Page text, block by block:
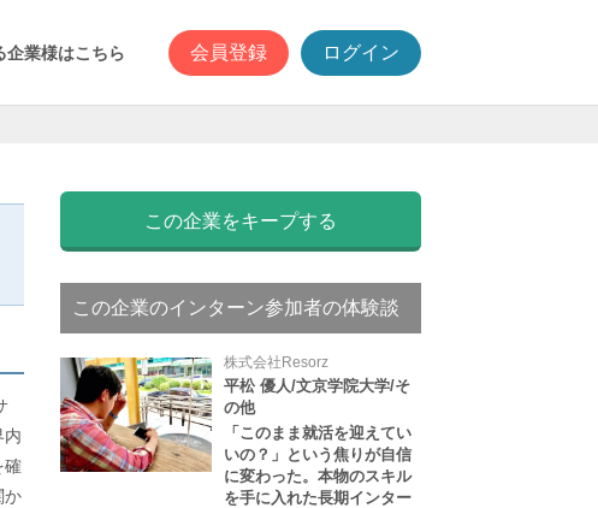
企業様はこちら 会員登録 ログイン
内
確
か
この企業をキープする
この企業のインターン参加者の体験談
株式会社Resorz
平松 優人/文京学院大学/そ
の他
「このまま就活を迎えてい
いの？」という焦りが自信
に変わった。本物のスキル
を手に入れた長期インター